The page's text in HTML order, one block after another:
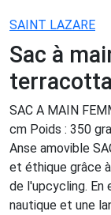
SAINT LAZARE
Sac à
terracotta
SAC A MAIN
cm Poids : 350
Anse amovible
et éthique grâce
de l'upcycling.
nautique et une